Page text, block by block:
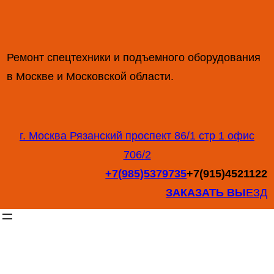
Ремонт спецтехники и подъемного оборудования
в Москве и Московской области.
г. Москва Рязанский проспект 86/1 стр 1 офис
706/2
+7(985)5379735+7(915)4521122
ЗАКАЗАТЬ ВЫЕЗД